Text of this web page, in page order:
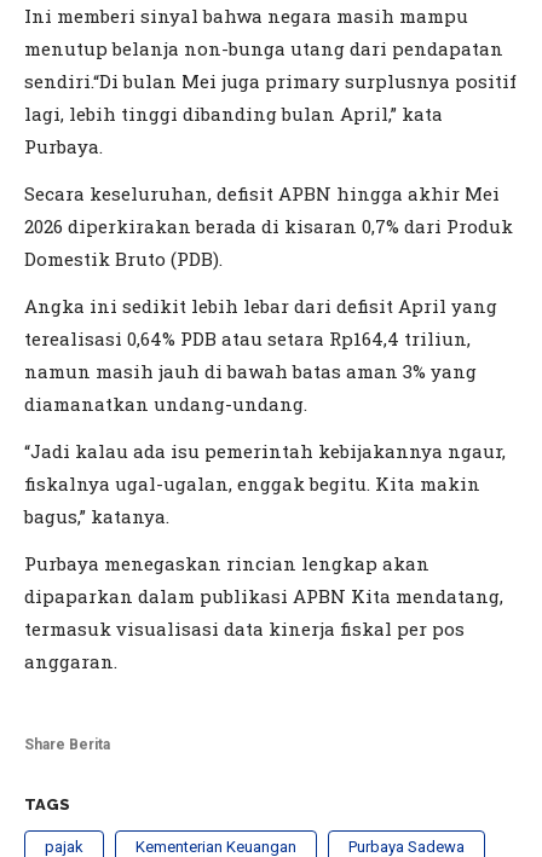
Ini memberi sinyal bahwa negara masih mampu
menutup belanja non-bunga utang dari pendapatan
sendiri.“Di bulan Mei juga primary surplusnya positif
lagi, lebih tinggi dibanding bulan April,” kata
Purbaya.
Secara keseluruhan, defisit APBN hingga akhir Mei
2026 diperkirakan berada di kisaran 0,7% dari Produk
Domestik Bruto (PDB).
Angka ini sedikit lebih lebar dari defisit April yang
terealisasi 0,64% PDB atau setara Rp164,4 triliun,
namun masih jauh di bawah batas aman 3% yang
diamanatkan undang-undang.
“Jadi kalau ada isu pemerintah kebijakannya ngaur,
fiskalnya ugal-ugalan, enggak begitu. Kita makin
bagus,” katanya.
Purbaya menegaskan rincian lengkap akan
dipaparkan dalam publikasi APBN Kita mendatang,
termasuk visualisasi data kinerja fiskal per pos
anggaran.
Share Berita
TAGS
pajak Kementerian Keuangan Purbaya Sadewa